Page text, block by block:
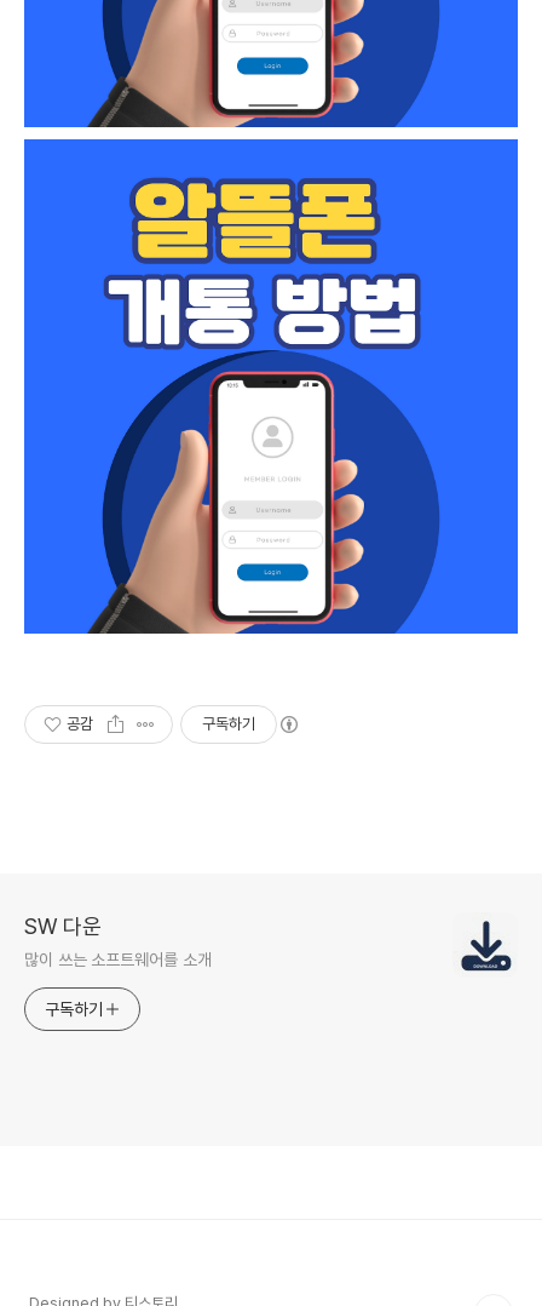
공감 구독하기
SW 다운
많이 쓰는 소프트웨어를 소개
구독하기